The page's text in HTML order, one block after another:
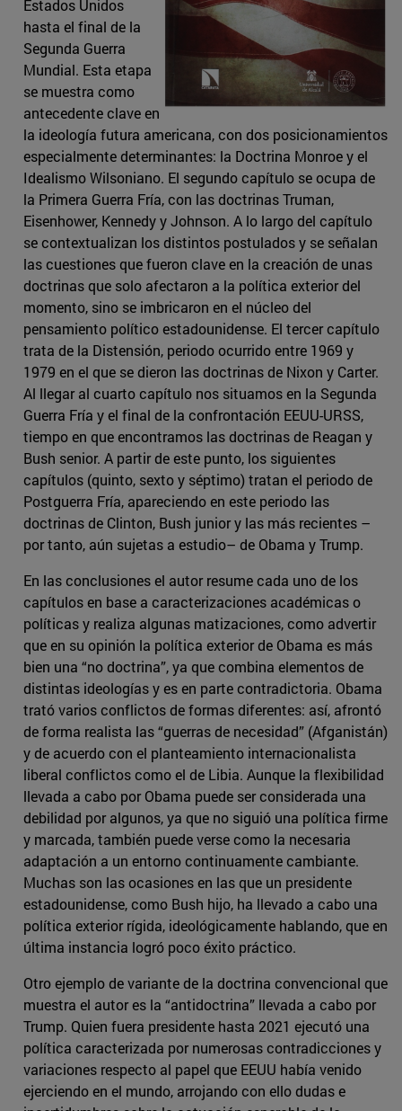
Estados Unidos
hasta el final de la
Segunda Guerra
Mundial. Esta etapa
se muestra como
antecedente clave en
la ideología futura americana, con dos posicionamientos
especialmente determinantes: la Doctrina Monroe y el
Idealismo Wilsoniano. El segundo capítulo se ocupa de
la Primera Guerra Fría, con las doctrinas Truman,
Eisenhower, Kennedy y Johnson. A lo largo del capítulo
se contextualizan los distintos postulados y se señalan
las cuestiones que fueron clave en la creación de unas
doctrinas que solo afectaron a la política exterior del
momento, sino se imbricaron en el núcleo del
pensamiento político estadounidense. El tercer capítulo
trata de la Distensión, periodo ocurrido entre 1969 y
1979 en el que se dieron las doctrinas de Nixon y Carter.
Al llegar al cuarto capítulo nos situamos en la Segunda
Guerra Fría y el final de la confrontación EEUU-URSS,
tiempo en que encontramos las doctrinas de Reagan y
Bush senior. A partir de este punto, los siguientes
capítulos (quinto, sexto y séptimo) tratan el periodo de
Postguerra Fría, apareciendo en este periodo las
doctrinas de Clinton, Bush junior y las más recientes –
por tanto, aún sujetas a estudio– de Obama y Trump.
En las conclusiones el autor resume cada uno de los
capítulos en base a caracterizaciones académicas o
políticas y realiza algunas matizaciones, como advertir
que en su opinión la política exterior de Obama es más
bien una “no doctrina”, ya que combina elementos de
distintas ideologías y es en parte contradictoria. Obama
trató varios conflictos de formas diferentes: así, afrontó
de forma realista las “guerras de necesidad” (Afganistán)
y de acuerdo con el planteamiento internacionalista
liberal conflictos como el de Libia. Aunque la flexibilidad
llevada a cabo por Obama puede ser considerada una
debilidad por algunos, ya que no siguió una política firme
y marcada, también puede verse como la necesaria
adaptación a un entorno continuamente cambiante.
Muchas son las ocasiones en las que un presidente
estadounidense, como Bush hijo, ha llevado a cabo una
política exterior rígida, ideológicamente hablando, que en
última instancia logró poco éxito práctico.
Otro ejemplo de variante de la doctrina convencional que
muestra el autor es la “antidoctrina” llevada a cabo por
Trump. Quien fuera presidente hasta 2021 ejecutó una
política caracterizada por numerosas contradicciones y
variaciones respecto al papel que EEUU había venido
ejerciendo en el mundo, arrojando con ello dudas e